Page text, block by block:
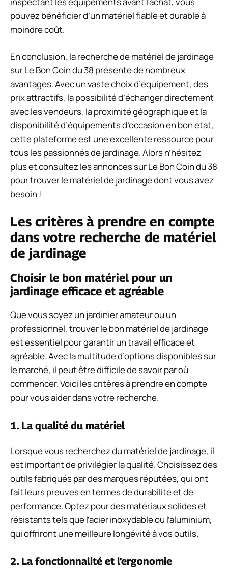
pouvez bénéficier d’un matériel fiable et durable à
moindre coût.
En conclusion, la recherche de matériel de jardinage
sur Le Bon Coin du 38 présente de nombreux
avantages. Avec un vaste choix d’équipement, des
prix attractifs, la possibilité d’échanger directement
avec les vendeurs, la proximité géographique et la
disponibilité d’équipements d’occasion en bon état,
cette plateforme est une excellente ressource pour
tous les passionnés de jardinage. Alors n’hésitez
plus et consultez les annonces sur Le Bon Coin du 38
pour trouver le matériel de jardinage dont vous avez
besoin !
Les critères à prendre en compte
dans votre recherche de matériel
de jardinage
Choisir le bon matériel pour un
jardinage efficace et agréable
Que vous soyez un jardinier amateur ou un
professionnel, trouver le bon matériel de jardinage
est essentiel pour garantir un travail efficace et
agréable. Avec la multitude d’options disponibles sur
le marché, il peut être difficile de savoir par où
commencer. Voici les critères à prendre en compte
pour vous aider dans votre recherche.
1. La qualité du matériel
Lorsque vous recherchez du matériel de jardinage, il
est important de privilégier la qualité. Choisissez des
outils fabriqués par des marques réputées, qui ont
fait leurs preuves en termes de durabilité et de
performance. Optez pour des matériaux solides et
résistants tels que l’acier inoxydable ou l’aluminium,
qui offriront une meilleure longévité à vos outils.
2. La fonctionnalité et l’ergonomie